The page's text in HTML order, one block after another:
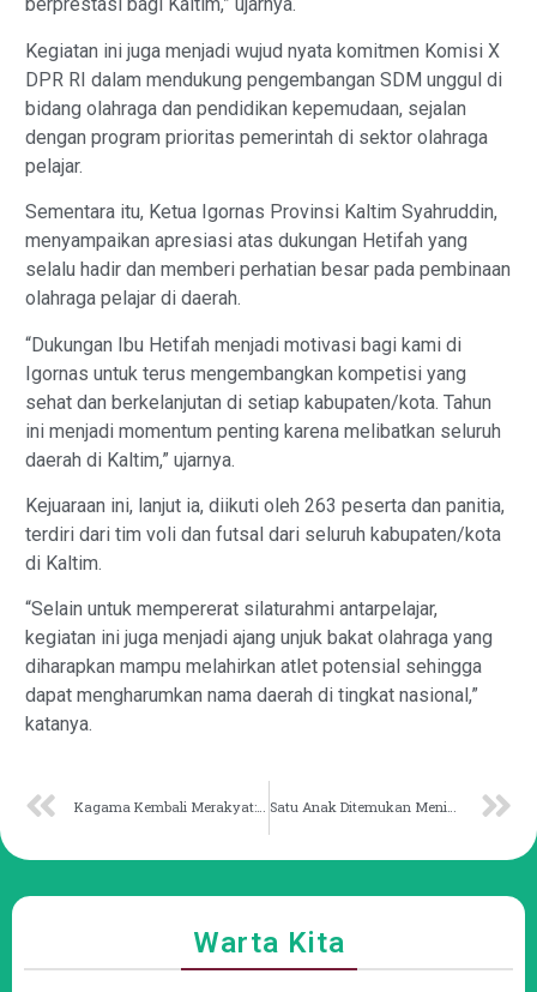
berprestasi bagi Kaltim,” ujarnya.
Kegiatan ini juga menjadi wujud nyata komitmen Komisi X
DPR RI dalam mendukung pengembangan SDM unggul di
bidang olahraga dan pendidikan kepemudaan, sejalan
dengan program prioritas pemerintah di sektor olahraga
pelajar.
Sementara itu, Ketua Igornas Provinsi Kaltim Syahruddin,
menyampaikan apresiasi atas dukungan Hetifah yang
selalu hadir dan memberi perhatian besar pada pembinaan
olahraga pelajar di daerah.
“Dukungan Ibu Hetifah menjadi motivasi bagi kami di
Igornas untuk terus mengembangkan kompetisi yang
sehat dan berkelanjutan di setiap kabupaten/kota. Tahun
ini menjadi momentum penting karena melibatkan seluruh
daerah di Kaltim,” ujarnya.
Kejuaraan ini, lanjut ia, diikuti oleh 263 peserta dan panitia,
terdiri dari tim voli dan futsal dari seluruh kabupaten/kota
di Kaltim.
“Selain untuk mempererat silaturahmi antarpelajar,
kegiatan ini juga menjadi ajang unjuk bakat olahraga yang
diharapkan mampu melahirkan atlet potensial sehingga
dapat mengharumkan nama daerah di tingkat nasional,”
katanya.
Kagama Kembali Merakyat: Dari Perdesaan, Untuk Kukar Cerdas dan Berdaya Satu Anak Ditemukan Meninggal di SKM Samarinda, Satu Dalam Pencarian
Warta Kita